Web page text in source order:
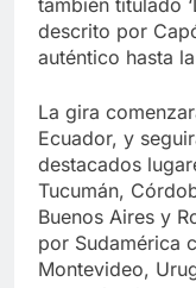
descrito por
auténtico hasta
La gira
Ecuador, y
destacados
Tucumán,
Buenos Aires y
por Sudamérica
Montevideo,